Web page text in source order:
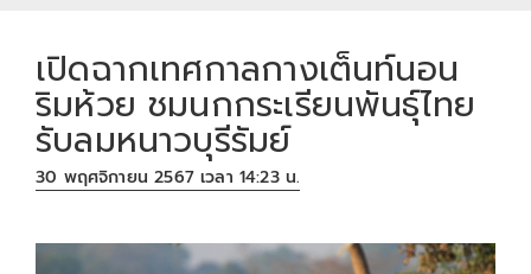
เปิดฉากเทศกาลกางเต็นท์นอน
ริมห้วย ชมนกกระเรียนพันธุ์ไทย
รับลมหนาวบุรีรัมย์
30 พฤศจิกายน 2567 เวลา 14:23 น.